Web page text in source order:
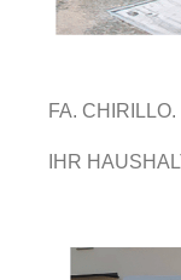
FA. CHIRILLO.
IHR